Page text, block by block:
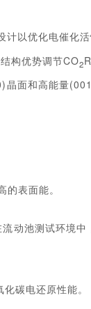
计以优化电催化
构优势调节CO2
晶面和高能量
表面能。
动池测试环境
碳电还原性能。